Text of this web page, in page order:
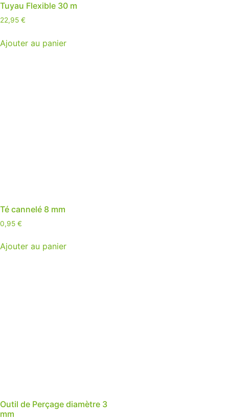
Tuyau Flexible 30 m
22,95 €
Ajouter au panier
Té cannelé 8 mm
0,95 €
Ajouter au panier
Outil de Perçage diamètre 3
mm